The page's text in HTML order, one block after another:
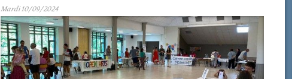
Mardi 10/09/2024